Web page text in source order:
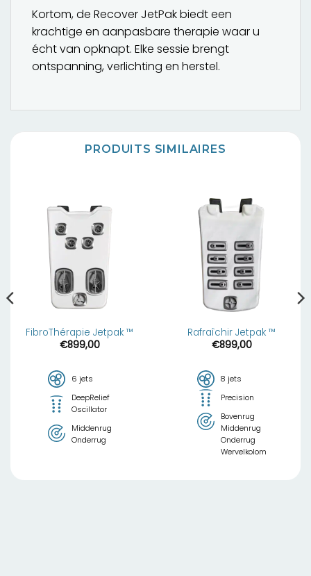
Kortom, de Recover JetPak biedt een
krachtige en aanpasbare therapie waar u
écht van opknapt. Elke sessie brengt
ontspanning, verlichting en herstel.
PRODUITS SIMILAIRES
FibroThérapie Jetpak ™
€899,00
6 jets
DeepRelief
Oscillator
Middenrug
Onderrug
Rafraîchir Jetpak ™
€899,00
8 jets
Precision
Bovenrug
Middenrug
Onderrug
Wervelkolom